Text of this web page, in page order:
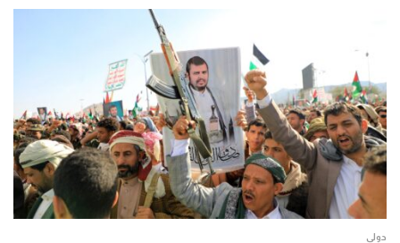
دولي